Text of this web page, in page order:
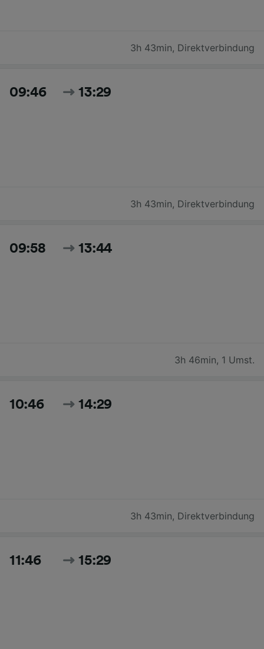
3h 43min, Direktverbindung
09:46 13:29
3h 43min, Direktverbindung
09:58 13:44
3h 46min, 1 Umst.
10:46 14:29
3h 43min, Direktverbindung
11:46 15:29